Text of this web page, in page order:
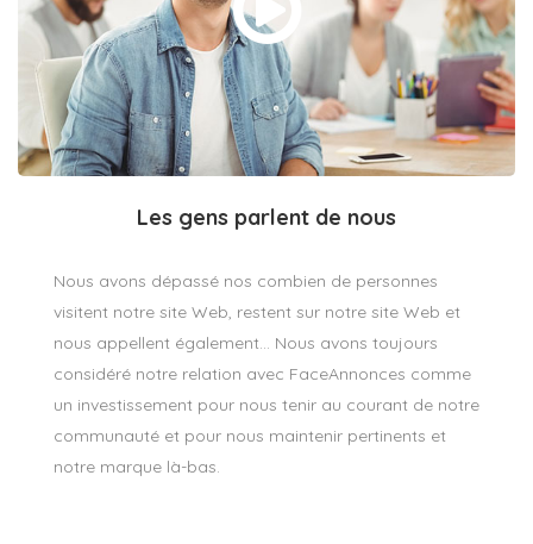
Les gens parlent de nous
Nous avons dépassé nos combien de personnes
visitent notre site Web, restent sur notre site Web et
nous appellent également… Nous avons toujours
considéré notre relation avec FaceAnnonces comme
un investissement pour nous tenir au courant de notre
communauté et pour nous maintenir pertinents et
notre marque là-bas.